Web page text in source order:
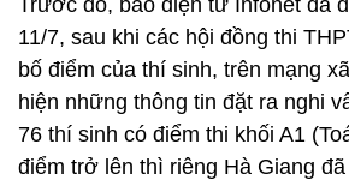
Trước đó, báo điện tử Infonet đã
11/7, sau khi các hội đồng thi
bố điểm của thí sinh, trên mạng
hiện những thông tin đặt ra nghi
76 thí sinh có điểm thi khối A1
điểm trở lên thì riêng Hà Giang